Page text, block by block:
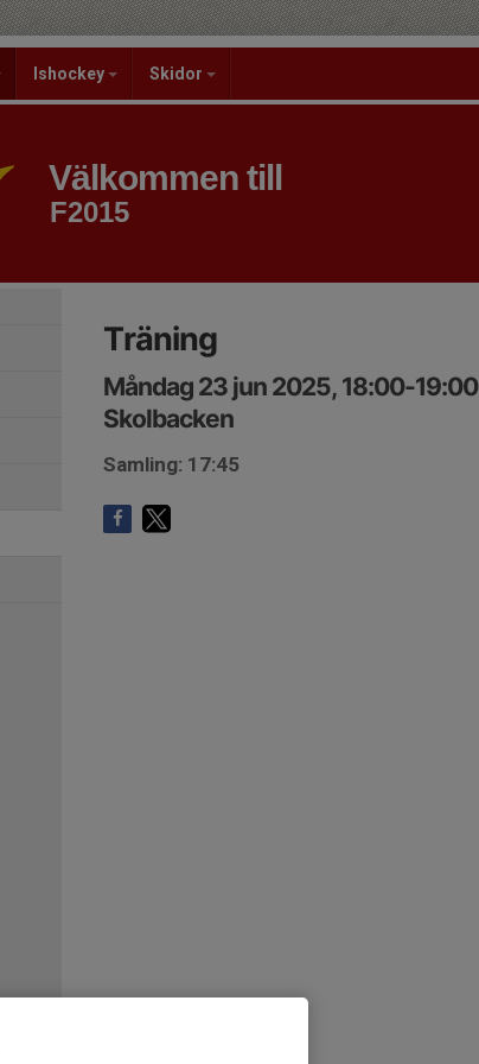
Ishockey Skidor
Välkommen till
F2015
Träning
Måndag 23 jun 2025, 18:00-19:00
Skolbacken
Samling: 17:45